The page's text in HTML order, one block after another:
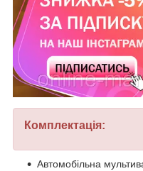
Комплектація:
Автомобільна